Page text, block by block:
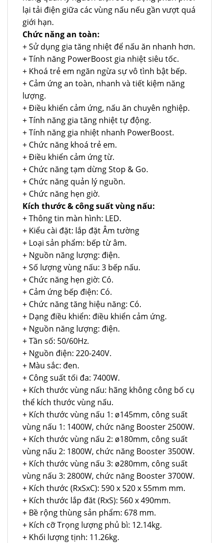
lại tải điện giữa các vùng nấu nếu gần vượt quá
giới hạn.
Chức năng an toàn:
+ Sử dụng gia tăng nhiệt để nấu ăn nhanh hơn.
+ Tính năng PowerBoost gia nhiệt siêu tốc.
+ Khoá trẻ em ngăn ngừa sự vô tình bật bếp.
+ Cảm ứng an toàn, nhanh và tiết kiệm năng
lượng.
+ Điều khiển cảm ứng, nấu ăn chuyên nghiệp.
+ Tính năng gia tăng nhiệt tự động.
+ Tính năng gia nhiệt nhanh PowerBoost.
+ Chức năng khoá trẻ em.
+ Điều khiển cảm ứng từ.
+ Chức năng tạm dừng Stop & Go.
+ Chức năng quản lý nguồn.
+ Chức năng hẹn giờ.
Kích thước & công suất vùng nấu:
+ Thông tin màn hình: LED.
+ Kiểu cài đặt: lắp đặt Âm tường
+ Loại sản phẩm: bếp từ âm.
+ Nguồn năng lượng: điện.
+ Số lượng vùng nấu: 3 bếp nấu.
+ Chức năng hẹn giờ: Có.
+ Cảm ứng bếp điện: Có.
+ Chức năng tăng hiệu năng: Có.
+ Dạng điều khiển: điều khiển cảm ứng.
+ Nguồn năng lượng: điện.
+ Tần số: 50/60Hz.
+ Nguồn điện: 220-240V.
+ Màu sắc: đen.
+ Công suất tối đa: 7400W.
+ Kích thước vùng nấu: hãng không công bố cụ
thể kích thước vùng nấu.
+ Kích thước vùng nấu 1: ø145mm, công suất
vùng nấu 1: 1400W, chức năng Booster 2500W.
+ Kích thước vùng nấu 2: ø180mm, công suất
vùng nấu 2: 1800W, chức năng Booster 3500W.
+ Kích thước vùng nấu 3: ø280mm, công suất
vùng nấu 3: 2800W, chức năng Booster 3700W.
+ Kích thước (RxSxC): 590 x 520 x 55mm mm.
+ Kích thước lắp đăt (RxS): 560 x 490mm.
+ Bề rộng thùng sản phẩm: 678 mm.
+ Kích cỡ Trọng lượng phủ bì: 12.14kg.
+ Khối lượng tịnh: 11.26kg.